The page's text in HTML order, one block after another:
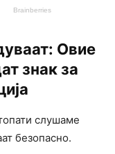
Овие
знак за
слушаме
безопасно.